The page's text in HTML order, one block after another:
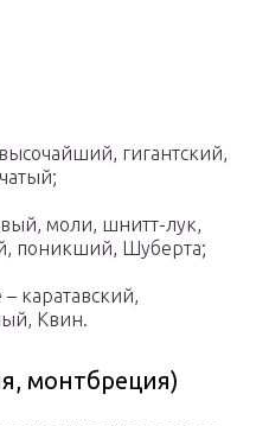
гигантский,
моли, шнитт-лук,
поникший, Шуберта;
каратавский,
Квин.
монтбреция)